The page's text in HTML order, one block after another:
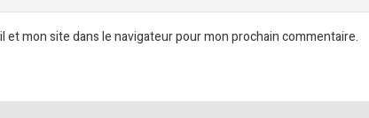
et mon site dans le navigateur pour mon prochain commentaire.